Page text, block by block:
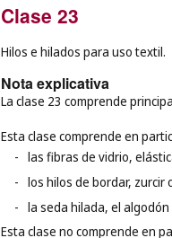
Clase 23
Hilos e hilados para uso textil.
Nota explicativa
La clase 23 comprende
Esta clase comprende en
- las fibras de vidrio,
- los hilos de bordar, zurcir
- la seda hilada, el
Esta clase no comprende en